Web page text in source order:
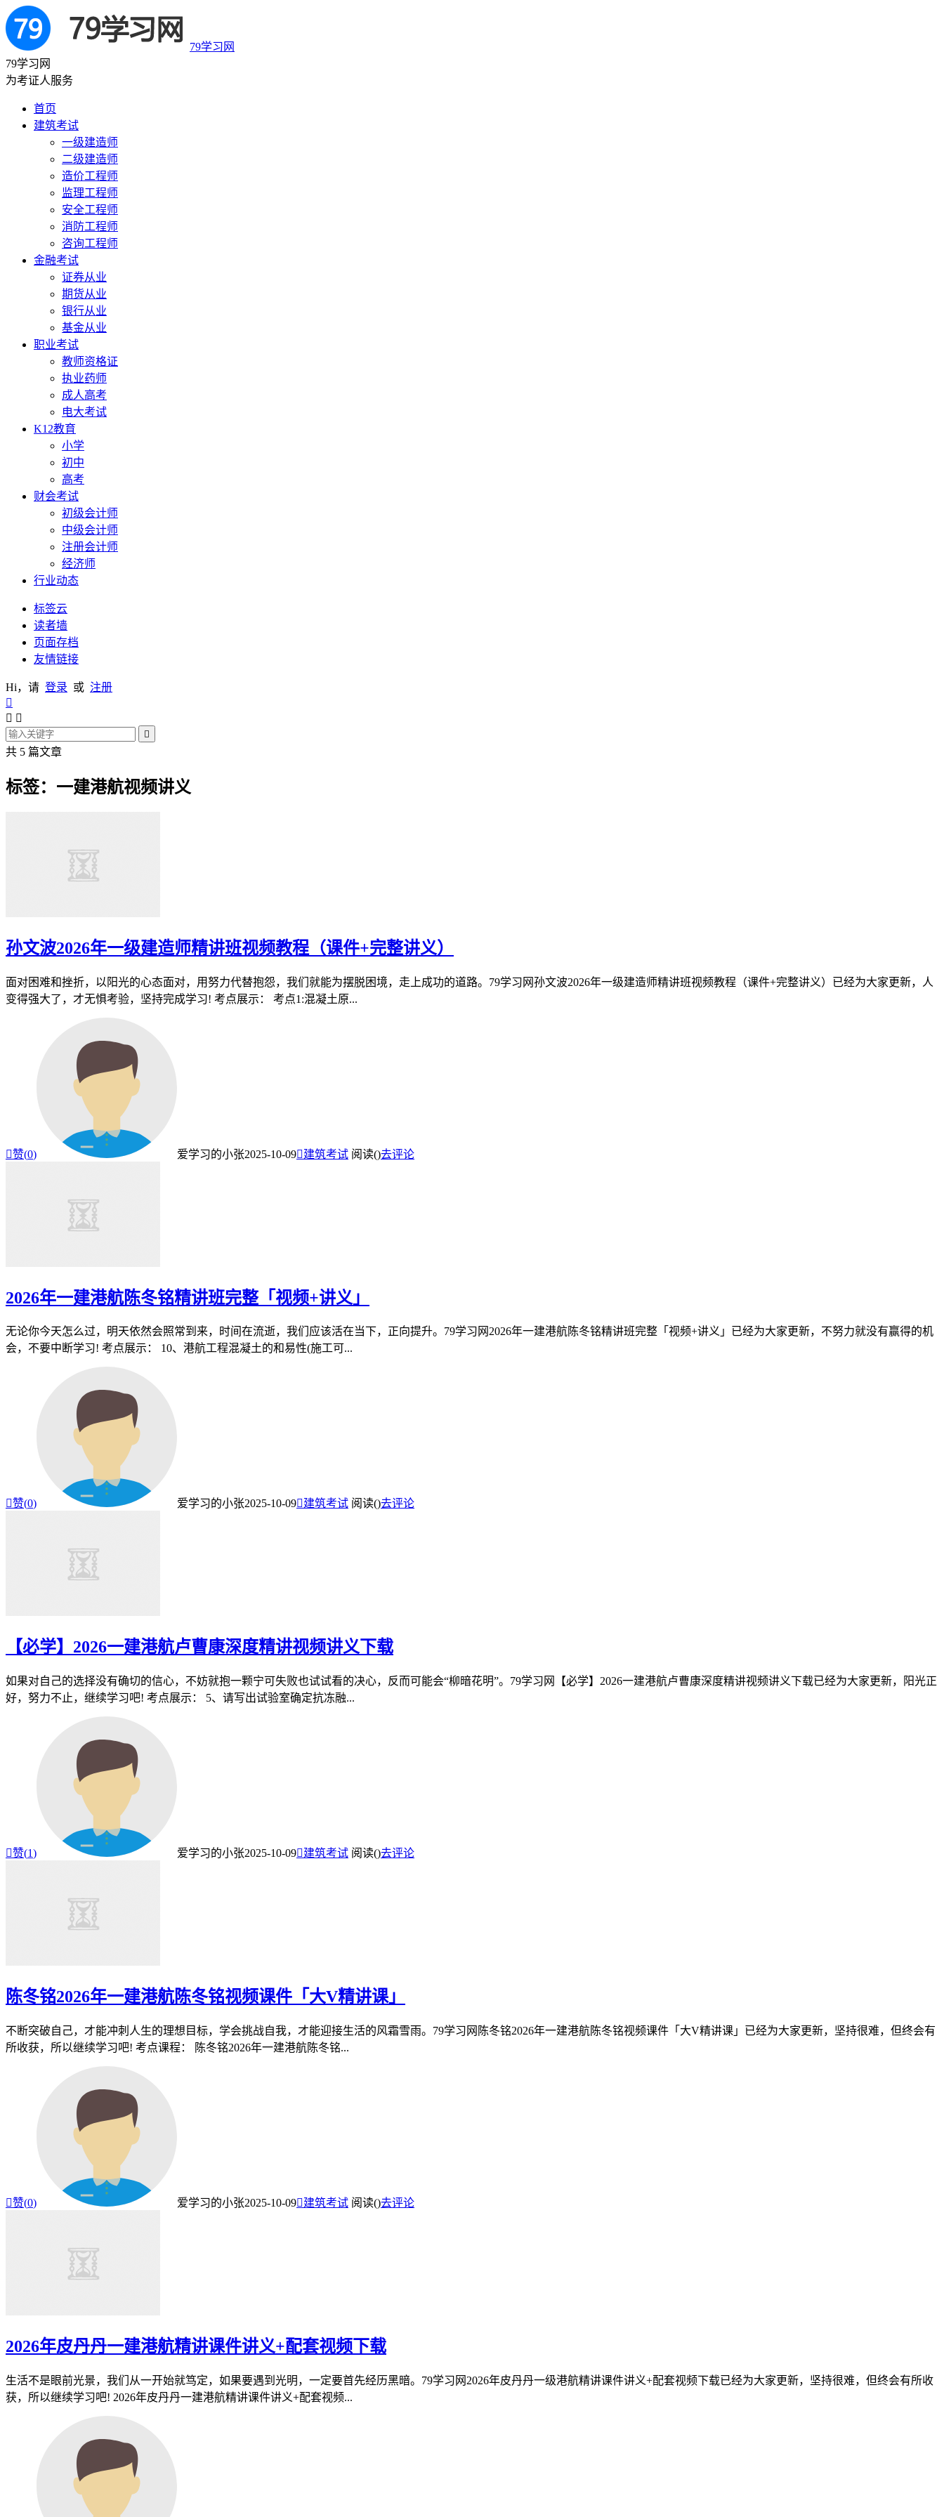
79学习网
79学习网
为考证人服务
首页
建筑考试
一级建造师
二级建造师
造价工程师
监理工程师
安全工程师
消防工程师
咨询工程师
金融考试
证券从业
期货从业
银行从业
基金从业
职业考试
教师资格证
执业药师
成人高考
电大考试
K12教育
小学
初中
高考
财会考试
初级会计师
中级会计师
注册会计师
经济师
行业动态
标签云
读者墙
页面存档
友情链接
Hi，请 登录 或 注册

 

共 5 篇文章
标签：一建港航视频讲义
孙文波2026年一级建造师精讲班视频教程（课件+完整讲义）
面对困难和挫折，以阳光的心态面对，用努力代替抱怨，我们就能为摆脱困境，走上成功的道路。79学习网孙文波2026年一级建造师精讲班视频教程（课件+完整讲义）已经为大家更新，人
变得强大了，才无惧考验，坚持完成学习! 考点展示： 考点1:混凝土原...
赞(0) 爱学习的小张2025-10-09建筑考试 阅读()去评论
2026年一建港航陈冬铭精讲班完整「视频+讲义」
无论你今天怎么过，明天依然会照常到来，时间在流逝，我们应该活在当下，正向提升。79学习网2026年一建港航陈冬铭精讲班完整「视频+讲义」已经为大家更新，不努力就没有赢得的机
会，不要中断学习! 考点展示： 10、港航工程混凝土的和易性(施工可...
赞(0) 爱学习的小张2025-10-09建筑考试 阅读()去评论
【必学】2026一建港航卢曹康深度精讲视频讲义下载
如果对自己的选择没有确切的信心，不妨就抱一颗宁可失败也试试看的决心，反而可能会“柳暗花明”。79学习网【必学】2026一建港航卢曹康深度精讲视频讲义下载已经为大家更新，阳光正
好，努力不止，继续学习吧! 考点展示： 5、请写出试验室确定抗冻融...
赞(1) 爱学习的小张2025-10-09建筑考试 阅读()去评论
陈冬铭2026年一建港航陈冬铭视频课件「大V精讲课」
不断突破自己，才能冲刺人生的理想目标，学会挑战自我，才能迎接生活的风霜雪雨。79学习网陈冬铭2026年一建港航陈冬铭视频课件「大V精讲课」已经为大家更新，坚持很难，但终会有
所收获，所以继续学习吧! 考点课程： 陈冬铭2026年一建港航陈冬铭...
赞(0) 爱学习的小张2025-10-09建筑考试 阅读()去评论
2026年皮丹丹一建港航精讲课件讲义+配套视频下载
生活不是眼前光景，我们从一开始就笃定，如果要遇到光明，一定要首先经历黑暗。79学习网2026年皮丹丹一级港航精讲课件讲义+配套视频下载已经为大家更新，坚持很难，但终会有所收
获，所以继续学习吧! 2026年皮丹丹一建港航精讲课件讲义+配套视频...